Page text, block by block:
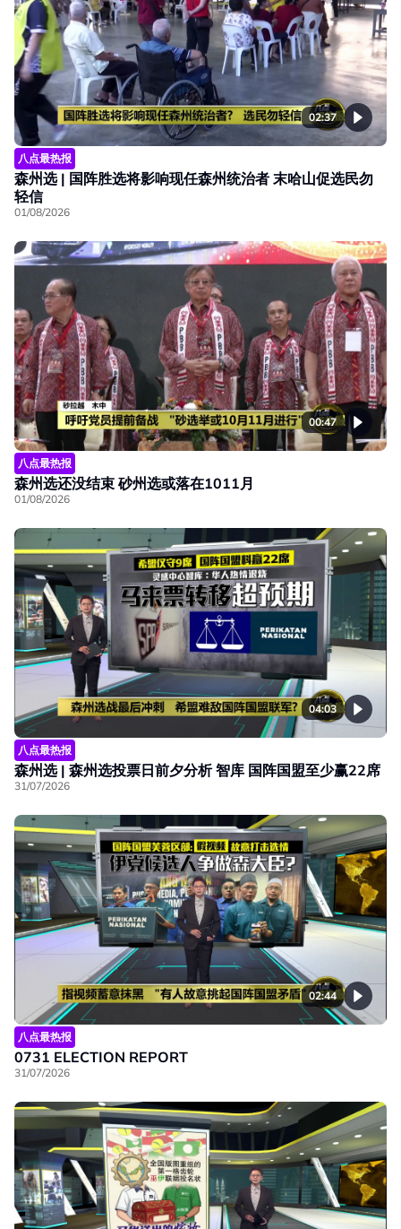
02:37
八点最热报
森州选 | 国阵胜选将影响现任森州统治者 末哈山促选民勿
轻信
01/08/2026
00:47
八点最热报
森州选还没结束 砂州选或落在1011月
01/08/2026
04:03
八点最热报
森州选 | 森州选投票日前夕分析 智库 国阵国盟至少赢22席
31/07/2026
02:44
八点最热报
0731 ELECTION REPORT
31/07/2026